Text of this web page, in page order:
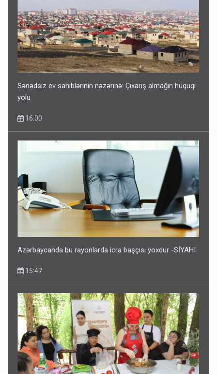
Sənədsiz ev sahiblərinin nəzərinə: Çıxarış almağın hüquqi
yolu
16:00
Azərbaycanda bu rayonlarda icra başçısı yoxdur -SİYAHI
15:47